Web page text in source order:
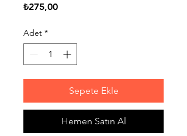
₺275,00Fiyat
Adet *
Sepete Ekle
Hemen Satın Al